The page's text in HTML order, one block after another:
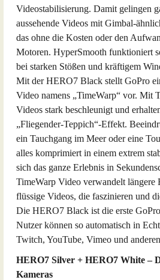
Videostabilisierung. Damit gelingen
aussehende Videos mit Gimbal-
das ohne die Kosten oder den
Motoren. HyperSmooth funktioniert
bei starken Stößen und kräftigem
Mit der HERO7 Black stellt GoPro
Video namens „TimeWarp“ vor. Mit
Videos stark beschleunigt und
„Fliegender-Teppich“-Effekt.
ein Tauchgang im Meer oder eine
alles komprimiert in einem extrem
sich das ganze Erlebnis in
TimeWarp Video verwandelt längere
flüssige Videos, die faszinieren und
Die HERO7 Black ist die erste
Nutzer können so automatisch in
Twitch, YouTube, Vimeo und
HERO7 Silver + HERO7 White –
Kameras